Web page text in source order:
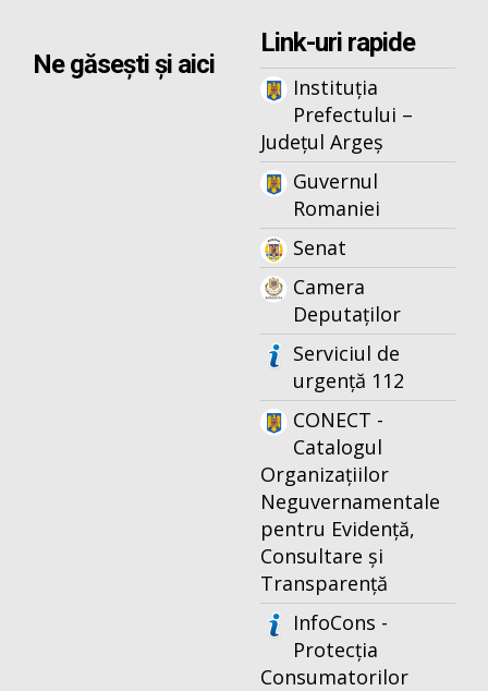
Ne găsești și aici
Link-uri rapide
Instituția
Prefectului –
Județul Argeș
Guvernul
Romaniei
Senat
Camera
Deputaților
Serviciul de
urgență 112
CONECT -
Catalogul
Organizațiilor
Neguvernamentale
pentru Evidență,
Consultare și
Transparență
InfoCons -
Protecția
Consumatorilor